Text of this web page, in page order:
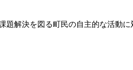
解決を図る町民の自主的な活動